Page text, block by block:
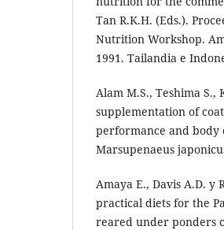
Tan R.K.H. (Eds.).
Nutrition Workshop.
1991. Tailandia e
Alam M.S., Teshima S.,
supplementation of
performance and body
Marsupenaeus
Amaya E., Davis A.D. y
practical diets for the
reared under ponders